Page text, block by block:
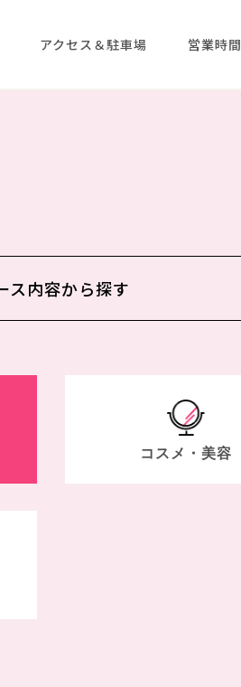
アクセス＆駐車場 営業時間
ス内容から探す
コスメ・美容